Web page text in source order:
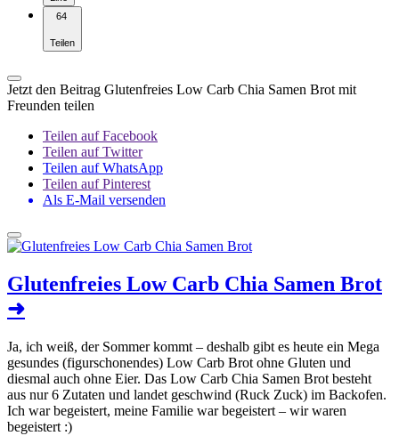
64
Teilen
Jetzt den Beitrag Glutenfreies Low Carb Chia Samen Brot mit
Freunden teilen
Teilen auf Facebook
Teilen auf Twitter
Teilen auf WhatsApp
Teilen auf Pinterest
Als E-Mail versenden
Glutenfreies Low Carb Chia Samen Brot
➜
Ja, ich weiß, der Sommer kommt – deshalb gibt es heute ein Mega
gesundes (figurschonendes) Low Carb Brot ohne Gluten und
diesmal auch ohne Eier. Das Low Carb Chia Samen Brot besteht
aus nur 6 Zutaten und landet geschwind (Ruck Zuck) im Backofen.
Ich war begeistert, meine Familie war begeistert – wir waren
begeistert :)